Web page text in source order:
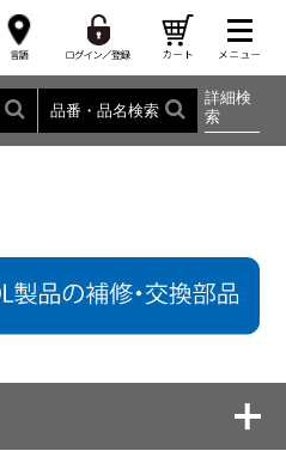
品番・品名検索
詳細検
索